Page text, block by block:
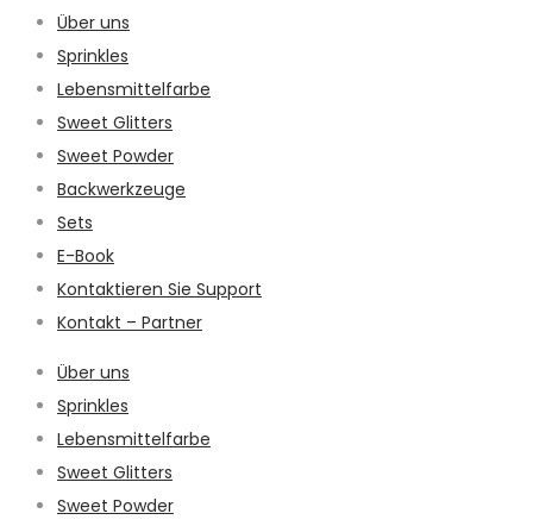
Über uns
Sprinkles
Lebensmittelfarbe
Sweet Glitters
Sweet Powder
Backwerkzeuge
Sets
E-Book
Kontaktieren Sie Support
Kontakt – Partner
Über uns
Sprinkles
Lebensmittelfarbe
Sweet Glitters
Sweet Powder